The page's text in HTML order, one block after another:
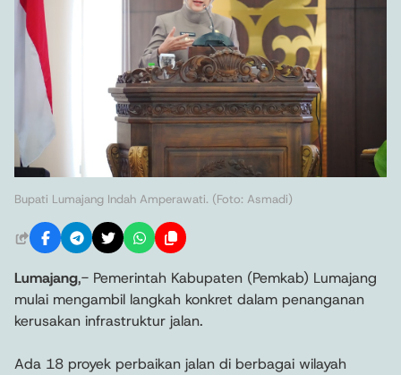
Bupati Lumajang Indah Amperawati. (Foto: Asmadi)
Lumajang,- Pemerintah Kabupaten (Pemkab) Lumajang
mulai mengambil langkah konkret dalam penanganan
kerusakan infrastruktur jalan.
Ada 18 proyek perbaikan jalan di berbagai wilayah